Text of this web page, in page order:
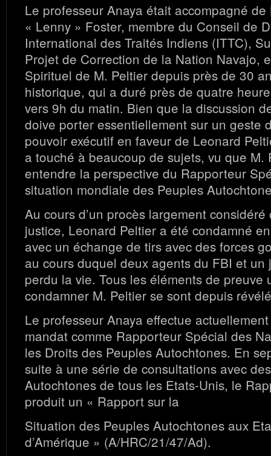
Le professeur Anaya était accompagné
« Lenny » Foster, membre du Conseil de
International des Traités Indiens (ITTC),
Projet de Correction de la Nation Navajo,
Spirituel de M. Peltier depuis près de 30
historique, qui a duré près de quatre
vers 9h du matin. Bien que la discussion
doive porter essentiellement sur un geste
pouvoir exécutif en faveur de Leonard
a touché à beaucoup de sujets, vu que M.
entendre la perspective du Rapporteur
situation mondiale des Peuples
Au cours d’un procès largement
justice, Leonard Peltier a été condamné
avec un échange de tirs avec des forces
au cours duquel deux agents du FBI et
perdu la vie. Tous les éléments de preuve
condamner M. Peltier se sont depuis
Le professeur Anaya effectue
mandat comme Rapporteur Spécial des
les Droits des Peuples Autochtones. En
suite à une série de consultations avec
Autochtones de tous les Etats-Unis, le
produit un « Rapport sur la
Situation des Peuples Autochtones aux
d’Amérique » (A/HRC/21/47/Ad).